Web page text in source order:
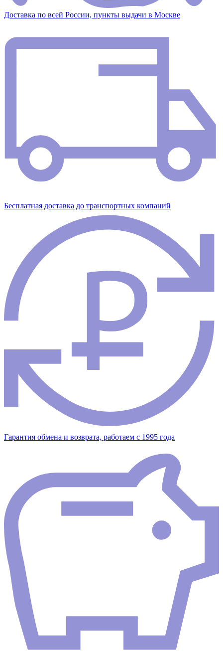
Доставка по всей России, пункты выдачи в Москве
Бесплатная доставка до транспортных компаний
Гарантия обмена и возврата, работаем с 1995 года